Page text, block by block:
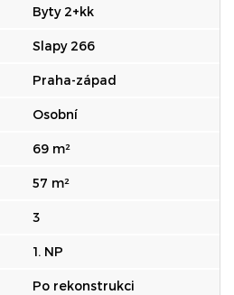
Byty 2+kk
Slapy 266
Praha-západ
Osobní
69 m²
57 m²
3
1. NP
Po rekonstrukci